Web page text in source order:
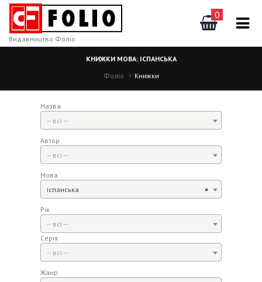
0
Видавництво Фоліо
КНИЖКИ МОВА: ІСПАНСЬКА
Фоліо
Книжки
Назва
-- всі --
Автор
-- всі --
Мова
×
іспанська
Рік
-- всі --
Серія
-- всі --
Жанр